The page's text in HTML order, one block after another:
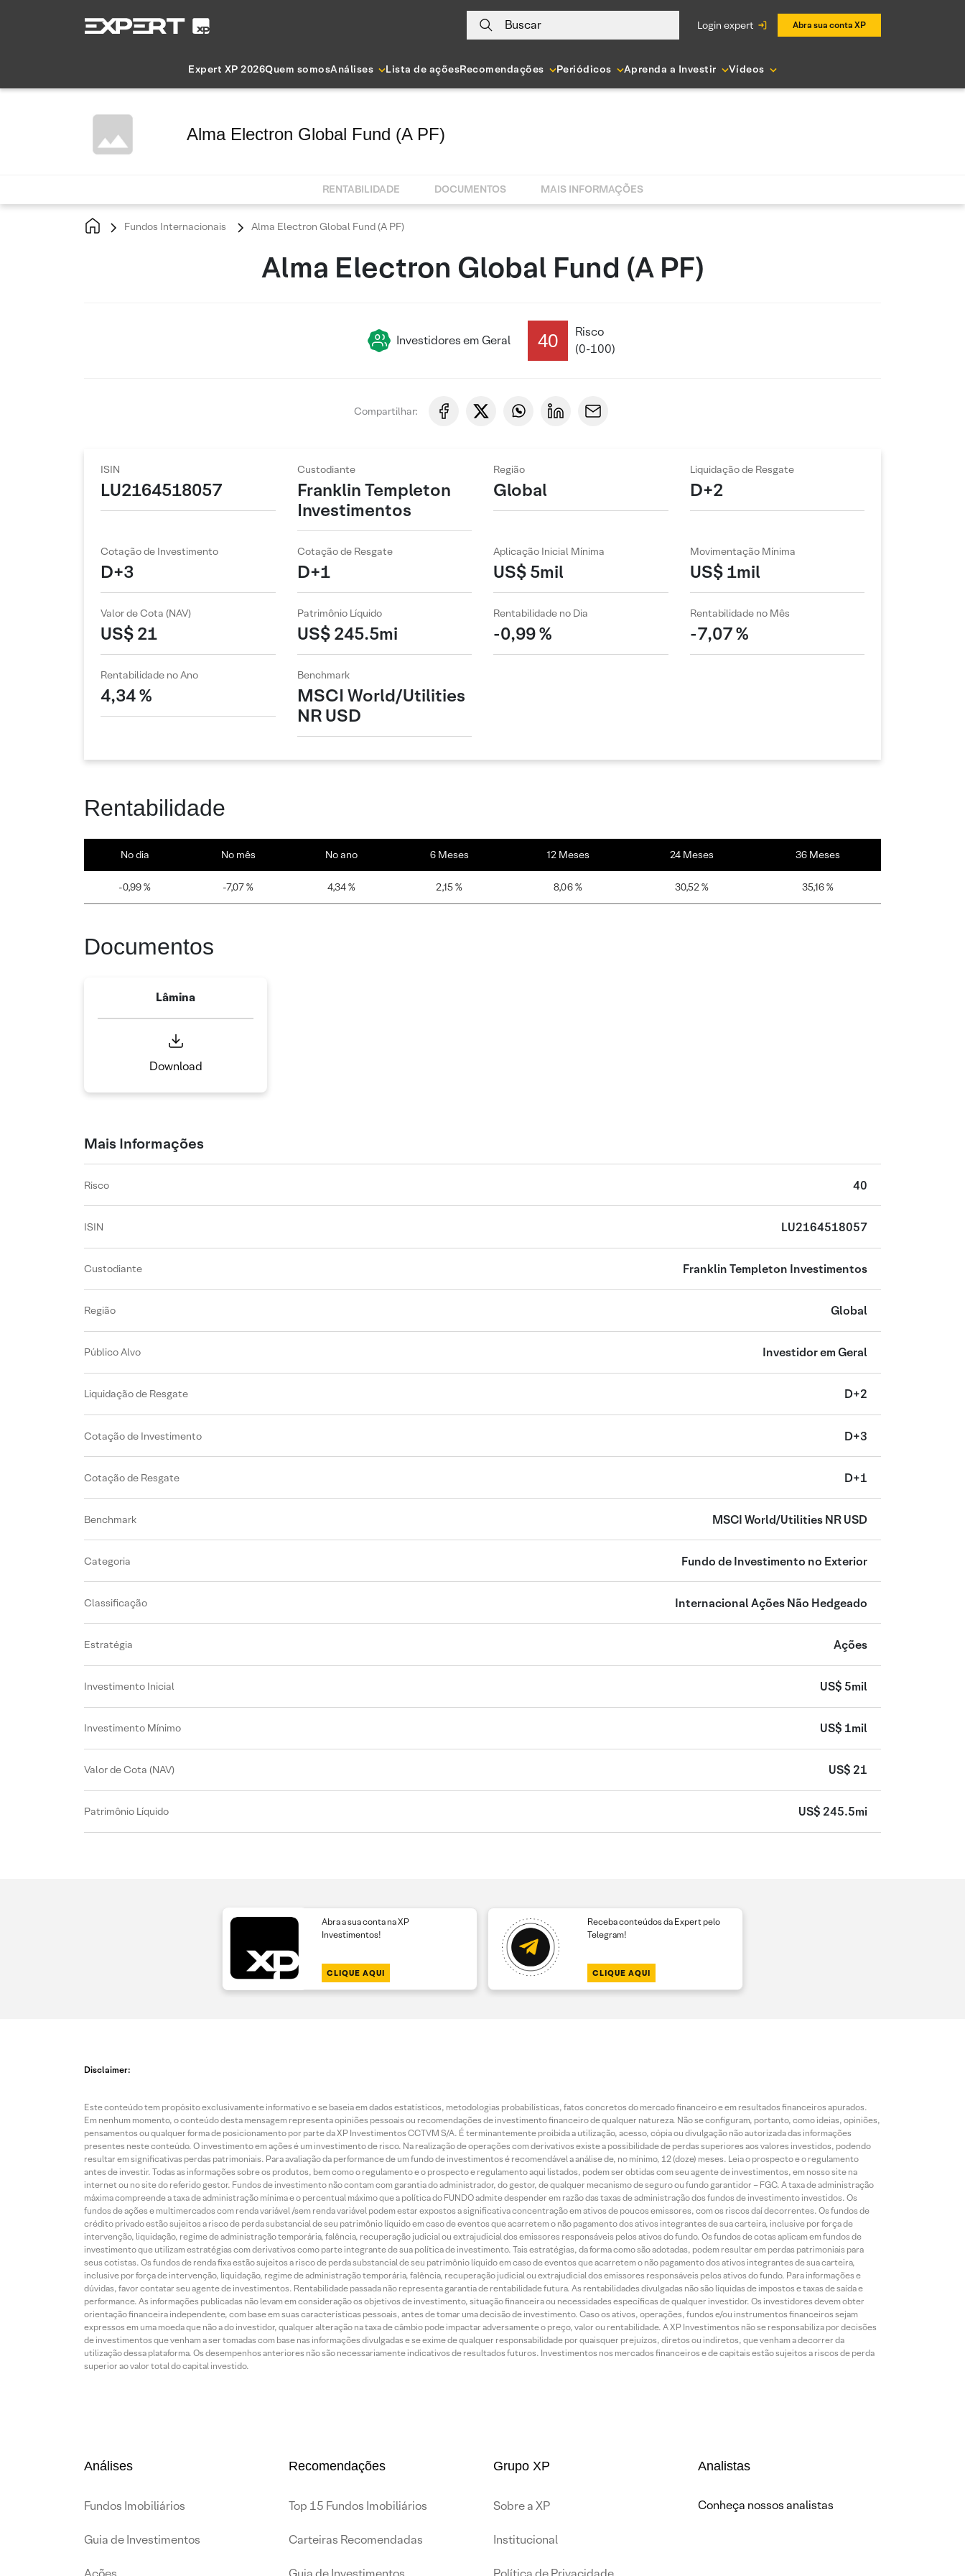
Buscar login expert Abra sua conta XP
Expert XP 2026Quem somosAnálises Lista de açõesRecomendações Periódicos Aprenda a Investir Vídeos
Alma Electron Global Fund (A PF)
RENTABILIDADE DOCUMENTOS MAIS INFORMAÇÕES
Fundos Internacionais Alma Electron Global Fund (A PF)
Alma Electron Global Fund (A PF)
Investidores em Geral 40
Risco
(0-100)
Compartilhar:
ISIN
LU2164518057
Custodiante
Franklin Templeton
Investimentos
Região
Global
Liquidação de Resgate
D+2
Cotação de Investimento
D+3
Cotação de Resgate
D+1
Aplicação Inicial Mínima
US$ 5mil
Movimentação Mínima
US$ 1mil
Valor de Cota (NAV)
US$ 21
Patrimônio Líquido
US$ 245.5mi
Rentabilidade no Dia
-0,99 %
Rentabilidade no Mês
-7,07 %
Rentabilidade no Ano
4,34 %
Benchmark
MSCI World/Utilities
NR USD
Rentabilidade
No dia No mês No ano 6 Meses 12 Meses 24 Meses 36 Meses
-0,99 % -7,07 % 4,34 % 2,15 % 8,06 % 30,52 % 35,16 %
Documentos
Lâmina
Download
Mais Informações
Risco 40
ISIN LU2164518057
Custodiante Franklin Templeton Investimentos
Região Global
Público Alvo Investidor em Geral
Liquidação de Resgate D+2
Cotação de Investimento D+3
Cotação de Resgate D+1
Benchmark MSCI World/Utilities NR USD
Categoria Fundo de Investimento no Exterior
Classificação Internacional Ações Não Hedgeado
Estratégia Ações
Investimento Inicial US$ 5mil
Investimento Mínimo US$ 1mil
Valor de Cota (NAV) US$ 21
Patrimônio Líquido US$ 245.5mi
Abra a sua conta na XP
Investimentos!
CLIQUE AQUI
Receba conteúdos da Expert pelo
Telegram!
CLIQUE AQUI
Disclaimer:
Este conteúdo tem propósito exclusivamente informativo e se baseia em dados estatísticos, metodologias probabilísticas, fatos concretos do mercado financeiro e em resultados financeiros apurados.
Em nenhum momento, o conteúdo desta mensagem representa opiniões pessoais ou recomendações de investimento financeiro de qualquer natureza. Não se configuram, portanto, como ideias, opiniões,
pensamentos ou qualquer forma de posicionamento por parte da XP Investimentos CCTVM S/A. É terminantemente proibida a utilização, acesso, cópia ou divulgação não autorizada das informações
presentes neste conteúdo. O investimento em ações é um investimento de risco. Na realização de operações com derivativos existe a possibilidade de perdas superiores aos valores investidos, podendo
resultar em significativas perdas patrimoniais. Para avaliação da performance de um fundo de investimentos é recomendável a análise de, no mínimo, 12 (doze) meses. Leia o prospecto e o regulamento
antes de investir. Todas as informações sobre os produtos, bem como o regulamento e o prospecto e regulamento aqui listados, podem ser obtidas com seu agente de investimentos, em nosso site na
internet ou no site do referido gestor. Fundos de investimento não contam com garantia do administrador, do gestor, de qualquer mecanismo de seguro ou fundo garantidor – FGC. A taxa de administração
máxima compreende a taxa de administração mínima e o percentual máximo que a política do FUNDO admite despender em razão das taxas de administração dos fundos de investimento investidos. Os
fundos de ações e multimercados com renda variável /sem renda variável podem estar expostos a significativa concentração em ativos de poucos emissores, com os riscos daí decorrentes. Os fundos de
crédito privado estão sujeitos a risco de perda substancial de seu patrimônio líquido em caso de eventos que acarretem o não pagamento dos ativos integrantes de sua carteira, inclusive por força de
intervenção, liquidação, regime de administração temporária, falência, recuperação judicial ou extrajudicial dos emissores responsáveis pelos ativos do fundo. Os fundos de cotas aplicam em fundos de
investimento que utilizam estratégias com derivativos como parte integrante de sua política de investimento. Tais estratégias, da forma como são adotadas, podem resultar em perdas patrimoniais para
seus cotistas. Os fundos de renda fixa estão sujeitos a risco de perda substancial de seu patrimônio líquido em caso de eventos que acarretem o não pagamento dos ativos integrantes de sua carteira,
inclusive por força de intervenção, liquidação, regime de administração temporária, falência, recuperação judicial ou extrajudicial dos emissores responsáveis pelos ativos do fundo. Para informações e
dúvidas, favor contatar seu agente de investimentos. Rentabilidade passada não representa garantia de rentabilidade futura. As rentabilidades divulgadas não são líquidas de impostos e taxas de saída e
performance. As informações publicadas não levam em consideração os objetivos de investimento, situação financeira ou necessidades específicas de qualquer investidor. Os investidores devem obter
orientação financeira independente, com base em suas características pessoais, antes de tomar uma decisão de investimento. Caso os ativos, operações, fundos e/ou instrumentos financeiros sejam
expressos em uma moeda que não a do investidor, qualquer alteração na taxa de câmbio pode impactar adversamente o preço, valor ou rentabilidade. A XP Investimentos não se responsabiliza por decisões
de investimentos que venham a ser tomadas com base nas informações divulgadas e se exime de qualquer responsabilidade por quaisquer prejuízos, diretos ou indiretos, que venham a decorrer da
utilização dessa plataforma. Os desempenhos anteriores não são necessariamente indicativos de resultados futuros. Investimentos nos mercados financeiros e de capitais estão sujeitos a riscos de perda
superior ao valor total do capital investido.
Análises
Fundos Imobiliários
Guia de Investimentos
Recomendações
Top 15 Fundos Imobiliários
Carteiras Recomendadas
Grupo XP
Sobre a XP
Institucional
Analistas
Conheça nossos analistas